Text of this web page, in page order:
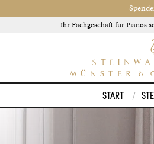
Ihr Fachgeschäft für Pianos
START